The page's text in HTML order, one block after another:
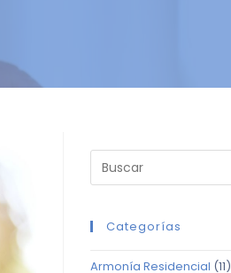
Categorías
Armonía Residencial (11)